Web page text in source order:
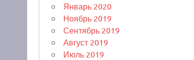
Январь 2020
Ноябрь 2019
Сентябрь 2019
Август 2019
Июль 2019